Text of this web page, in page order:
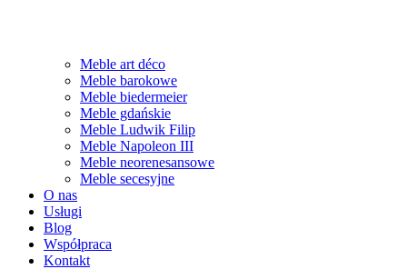
Meble art déco
Meble barokowe
Meble biedermeier
Meble gdańskie
Meble Ludwik Filip
Meble Napoleon III
Meble neorenesansowe
Meble secesyjne
O nas
Usługi
Blog
Współpraca
Kontakt